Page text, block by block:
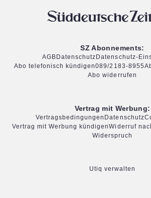
SZ Abonnements:
AGB Datenschutz Datenschutz-
Abo telefonisch kündigen089/2183-8955
Abo widerrufen
Vertrag mit Werbung:
Vertragsbedingungen Datenschutz
Vertrag mit Werbung kündigenWiderruf
Widerspruch
Utiq verwalten